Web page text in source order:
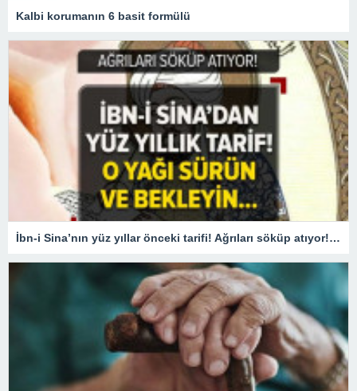
Kalbi korumanın 6 basit formülü
İbn-i Sina’nın yüz yıllar önceki tarifi! Ağrıları söküp atıyor! O yağı sürün ve bekleyin